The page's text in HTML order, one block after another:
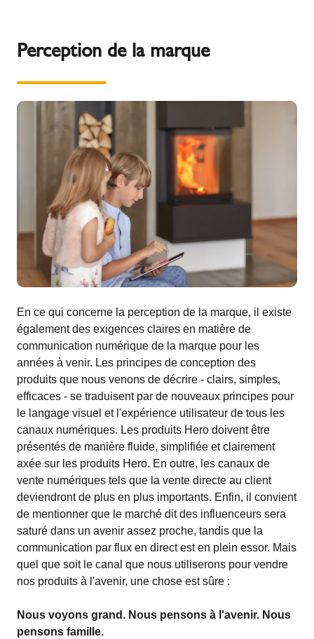
Perception de la marque
En ce qui concerne la perception de la marque, il existe
également des exigences claires en matière de
communication numérique de la marque pour les
années à venir. Les principes de conception des
produits que nous venons de décrire - clairs, simples,
efficaces - se traduisent par de nouveaux principes pour
le langage visuel et l'expérience utilisateur de tous les
canaux numériques. Les produits Hero doivent être
présentés de manière fluide, simplifiée et clairement
axée sur les produits Hero. En outre, les canaux de
vente numériques tels que la vente directe au client
deviendront de plus en plus importants. Enfin, il convient
de mentionner que le marché dit des influenceurs sera
saturé dans un avenir assez proche, tandis que la
communication par flux en direct est en plein essor. Mais
quel que soit le canal que nous utiliserons pour vendre
nos produits à l'avenir, une chose est sûre :
Nous voyons grand. Nous pensons à l'avenir. Nous
pensons famille.